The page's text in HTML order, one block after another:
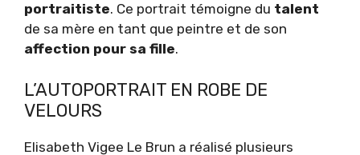
portraitiste. Ce portrait témoigne du talent
de sa mère en tant que peintre et de son
affection pour sa fille.
L’AUTOPORTRAIT EN ROBE DE
VELOURS
Elisabeth Vigee Le Brun a réalisé plusieurs